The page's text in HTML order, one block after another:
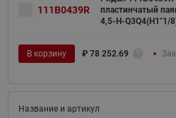
111B0439R
пластинчатый
4,5-H-Q3Q4(H1"1/
В корзину ₽ 78 252.69